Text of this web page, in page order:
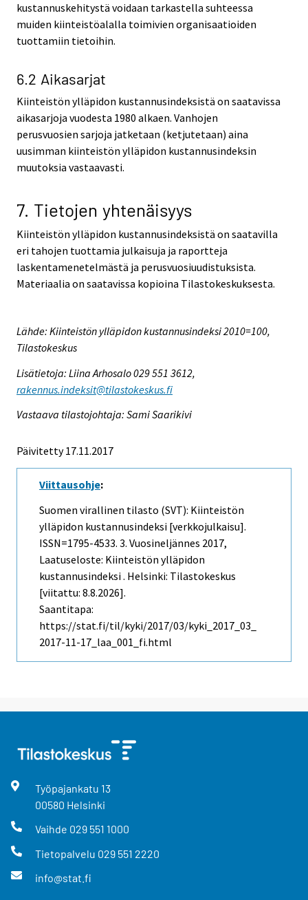
kustannuskehitystä voidaan tarkastella suhteessa
muiden kiinteistöalalla toimivien organisaatioiden
tuottamiin tietoihin.
6.2 Aikasarjat
Kiinteistön ylläpidon kustannusindeksistä on saatavissa
aikasarjoja vuodesta 1980 alkaen. Vanhojen
perusvuosien sarjoja jatketaan (ketjutetaan) aina
uusimman kiinteistön ylläpidon kustannusindeksin
muutoksia vastaavasti.
7. Tietojen yhtenäisyys
Kiinteistön ylläpidon kustannusindeksistä on saatavilla
eri tahojen tuottamia julkaisuja ja raportteja
laskentamenetelmästä ja perusvuosiuudistuksista.
Materiaalia on saatavissa kopioina Tilastokeskuksesta.
Lähde: Kiinteistön ylläpidon kustannusindeksi 2010=100,
Tilastokeskus
Lisätietoja: Liina Arhosalo 029 551 3612,
rakennus.indeksit@tilastokeskus.fi
Vastaava tilastojohtaja: Sami Saarikivi
Päivitetty 17.11.2017
Viittausohje:
Suomen virallinen tilasto (SVT): Kiinteistön
ylläpidon kustannusindeksi [verkkojulkaisu].
ISSN=1795-4533. 3. Vuosineljännes 2017,
Laatuseloste: Kiinteistön ylläpidon
kustannusindeksi . Helsinki: Tilastokeskus
[viitattu: 8.8.2026].
Saantitapa:
https://stat.fi/til/kyki/2017/03/kyki_2017_03_
2017-11-17_laa_001_fi.html
Työpajankatu 13
00580 Helsinki
Vaihde 029 551 1000
Tietopalvelu 029 551 2220
info@stat.fi